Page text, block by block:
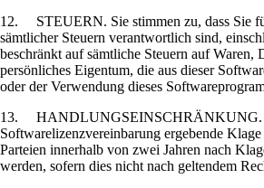
12. STEUERN. Sie stimmen zu, dass Sie
sämtlicher Steuern verantwortlich sind,
beschränkt auf sämtliche Steuern auf Waren,
persönliches Eigentum, die aus dieser
oder der Verwendung dieses
13. HANDLUNGSEINSCHRÄNKUNG.
Softwarelizenzvereinbarung ergebende
Parteien innerhalb von zwei Jahren nach
werden, sofern dies nicht nach geltendem